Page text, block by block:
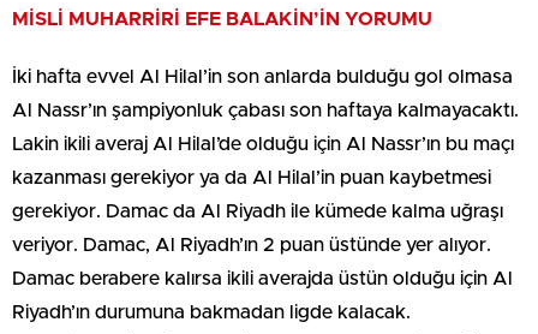
MİSLİ MUHARRİRİ EFE BALAKİN’İN YORUMU
İki hafta evvel Al Hilal’in son anlarda bulduğu gol olmasa
Al Nassr’ın şampiyonluk çabası son haftaya kalmayacaktı.
Lakin ikili averaj Al Hilal’de olduğu için Al Nassr’ın bu maçı
kazanması gerekiyor ya da Al Hilal’in puan kaybetmesi
gerekiyor. Damac da Al Riyadh ile kümede kalma uğraşı
veriyor. Damac, Al Riyadh’ın 2 puan üstünde yer alıyor.
Damac berabere kalırsa ikili averajda üstün olduğu için Al
Riyadh’ın durumuna bakmadan ligde kalacak.